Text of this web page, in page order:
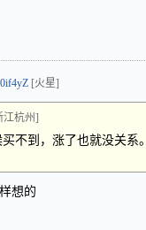
[火星]
江杭州]
不到，涨了也就没关系。
想的